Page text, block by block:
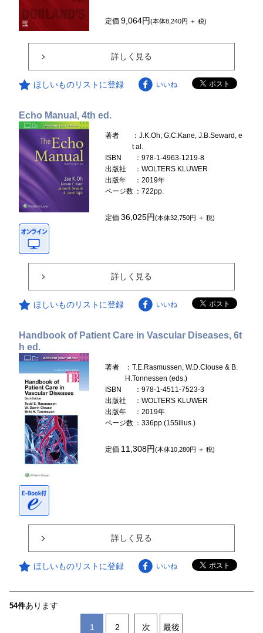
定価9,064円(本体8,240円 ＋ 税)
詳しく見る
ほしいものリストに登録 いいね
Echo Manual, 4th ed.
著者
：J.K.Oh, G.C.Kane, J.B.Seward, e
t al.
ISBN
：978-1-4963-1219-8
出版社
：WOLTERS KLUWER
出版年
：2019年
ページ数 ：722pp.
定価36,025円(本体32,750円 ＋ 税)
詳しく見る
ほしいものリストに登録 いいね
Handbook of Patient Care in Vascular Diseases, 6t
h ed.
著者
：T.E.Rasmussen, W.D.Clouse & B.
H.Tonnessen (eds.)
ISBN
：978-1-4511-7523-3
出版社
：WOLTERS KLUWER
出版年
：2019年
ページ数 ：336pp.(155illus.)
定価 11,308円(本体10,280円 ＋ 税)
詳しく見る
ほしいものリストに登録 いいね
54件あります
1 2 次 最後